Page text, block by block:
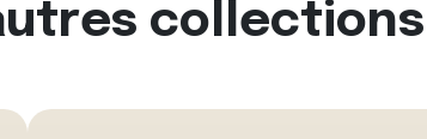
collections